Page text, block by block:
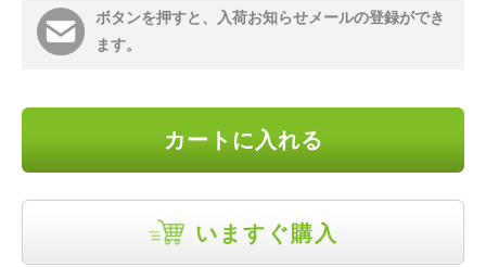
ボタンを押すと、入荷お知らせメールの登録ができ
ます。
カートに入れる
いますぐ購入